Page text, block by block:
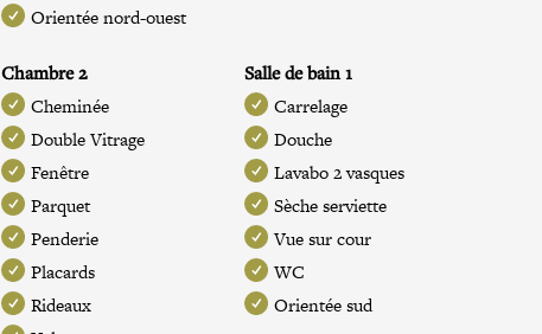
Orientée nord-ouest
Chambre 2
Cheminée
Double Vitrage
Fenêtre
Parquet
Penderie
Placards
Rideaux
Salle de bain 1
Carrelage
Douche
Lavabo 2 vasques
Sèche serviette
Vue sur cour
WC
Orientée sud